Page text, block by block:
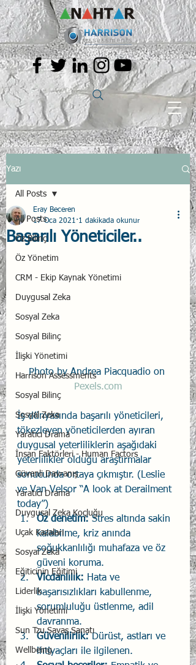
Yazı
All Posts
Öz Bilinç
Öz Yönetim
CRM - Ekip Kaynak Yönetimi
Duygusal Zeka
Sosyal Zeka
Sosyal Bilinç
İlişki Yönetimi
Harrison Assessments
Sosyal Bilinç
Sosyal Zeka
Yaratıcı Drama
İnsan Faktörleri - Human Factors
Güvenli Davranış
Yaratıcı Drama
Duygusal Zeka Koçluğu
Uçak Kazaları
Sosyal Zekâ
Eğiticinin Eğitimi
Liderlik
İlişki Yönetimi
Sun Tzu Savaş Sanatı
Wellbeing
All Posts
Başarılı Yöneticiler..
Eray Beceren
17 Oca 2021 1 dakikada okunur
Photo by Andrea Piacquadio on
Pexels.com
İş dünyasında başarılı yöneticileri,
tökezleyen yöneticilerden ayıran
duygusal yeterliliklerin aşağıdaki
yeterlilikler olduğu araştırmalar
sonucunda ortaya çıkmıştır. (Leslie
ve Van Velsor “A look at Derailment
today”)
Öz denetim: Stres altında sakin
kalabilme, kriz anında
soğukkanlılığı muhafaza ve öz
güveni koruma.
Vicdanlılık: Hata ve
başarısızlıkları kabullenme,
sorumluluğu üstlenme, adil
davranma.
Güvenilirlik: Dürüst, astları ve
ihtiyaçları ile ilgilenen.